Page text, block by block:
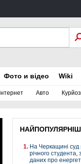
Інтернет Авто
Фото и відео Wiki
На Черкащині суд
річного
даних про